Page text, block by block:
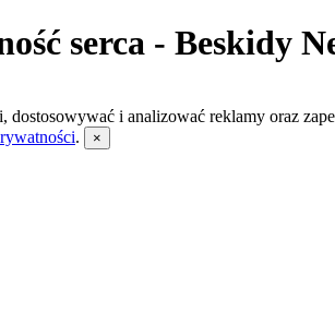
serca - Beskidy
i analizować reklamy oraz
.
×